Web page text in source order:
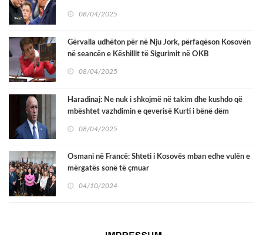
08/04/2025
Gërvalla udhëton për në Nju Jork, përfaqëson Kosovën
në seancën e Këshillit të Sigurimit në OKB
08/04/2025
Haradinaj: Ne nuk i shkojmë në takim dhe kushdo që
mbështet vazhdimin e qeverisë Kurti i bënë dëm
08/04/2025
Osmani në Francë: Shteti i Kosovës mban edhe vulën e
mërgatës sonë të çmuar
04/10/2024